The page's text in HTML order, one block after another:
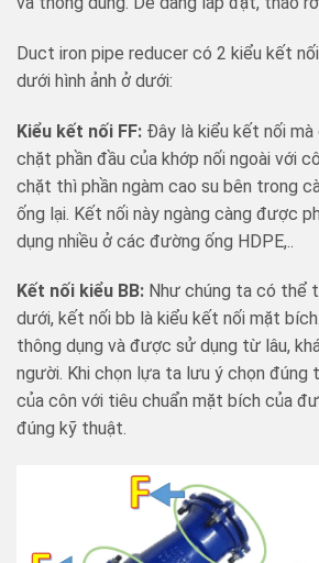
Duct iron pipe reducer có 2 kiểu kết
dưới hình ảnh ở dưới:
Kiểu kết nối FF: Đây là kiểu kết nối
chặt phần đầu của khớp nối ngoài với
chặt thì phần ngàm cao su bên trong
ống lại. Kết nối này ngàng càng được
dụng nhiều ở các đường ống HDPE,..
Kết nối kiểu BB: Như chúng ta có thể
dưới, kết nối bb là kiểu kết nối mặt
thông dụng và được sử dụng từ lâu,
người. Khi chọn lựa ta lưu ý chọn đúng
của côn với tiêu chuẩn mặt bích của
đúng kỹ thuật.